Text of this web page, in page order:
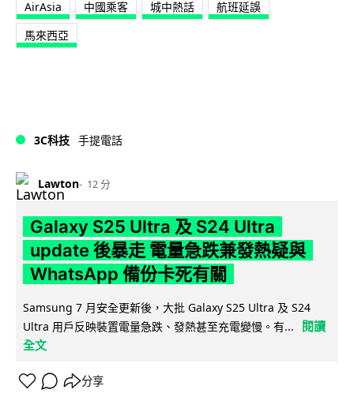
AirAsia 中國乘客 城中熱話
航班延誤
馬來西亞
3C科技 手提電話
Lawton 12 分
Galaxy S25 Ultra 及 S24 Ultra
update 後暴走 電量急跌兼發熱疑與
WhatsApp 備份卡死有關
Samsung 7 月安全更新後，大批 Galaxy S25 Ultra 及 S24
Ultra 用戶反映裝置電量急跌、發熱甚至充電變慢。有...
閱讀
全文
分享